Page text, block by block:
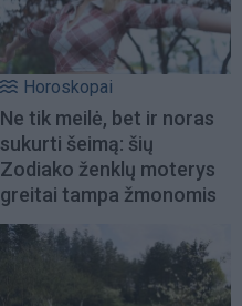
Horoskopai
Ne tik meilė, bet ir noras
sukurti šeimą: šių
Zodiako ženklų moterys
greitai tampa žmonomis